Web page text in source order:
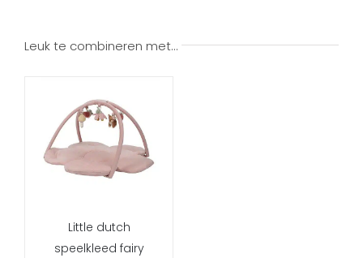
Leuk te combineren met…
Little dutch
speelkleed fairy